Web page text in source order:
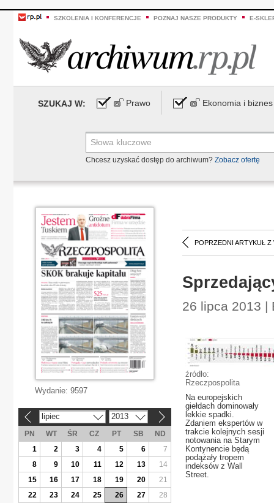
SZKOLENIA I KONFERENCJE POZNAJ NASZE PRODUKTY E-
SZUKAJ W: Prawo Ekonomia i biznes
Chcesz uzyskać dostęp do archiwum? Zobacz ofertę
POPRZEDNI ARTYKUŁ Z
26 lipca 2013 |
źródło:
Rzeczpospolita
Na europejskich
giełdach dominowały
lekkie spadki.
Zdaniem ekspertów w
trakcie kolejnych sesji
notowania na Starym
Kontynencie będą
podążały tropem
indeksów z Wall
Street.
Wydanie: 9597
lipiec 2013
PN WT ŚR CZ PT SB
ND
1
2 3 4 5 6
7
8
9 10 11 12 13
14
15
16 17 18 19 20
21
22
23 24 25 26 27
28